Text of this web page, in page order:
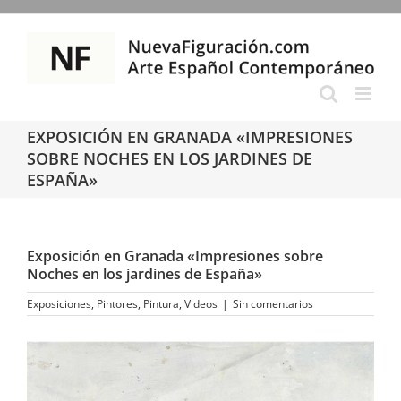
Saltar
contenido
EXPOSICIÓN EN GRANADA «IMPRESIONES
SOBRE NOCHES EN LOS JARDINES DE
ESPAÑA»
Exposición en Granada «Impresiones sobre
Noches en los jardines de España»
Exposiciones, Pintores, Pintura, Videos | Sin comentarios
imagen